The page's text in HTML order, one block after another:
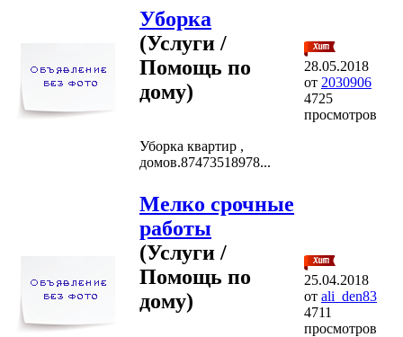
Уборка
(Услуги /
Помощь по
дому)
Уборка квартир ,
домов.87473518978...
28.05.2018
от 2030906
4725
просмотров
Мелко срочные
работы
(Услуги /
Помощь по
дому)
25.04.2018
от ali_den83
4711
просмотров